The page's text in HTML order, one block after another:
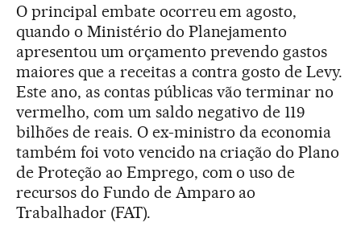
O principal embate ocorreu em agosto,
quando o Ministério do Planejamento
apresentou um orçamento prevendo gastos
maiores que a receitas a contra gosto de Levy.
Este ano, as contas públicas vão terminar no
vermelho, com um saldo negativo de 119
bilhões de reais. O ex-ministro da economia
também foi voto vencido na criação do Plano
de Proteção ao Emprego, com o uso de
recursos do Fundo de Amparo ao
Trabalhador (FAT).